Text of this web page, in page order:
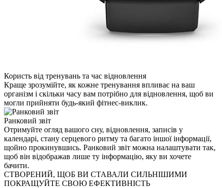
Користь від тренувань та час відновлення
Краще зрозумійте, як кожне тренування впливає на ваш
організм і скільки часу вам потрібно для відновлення, щоб ви
могли прийняти будь-який фітнес-виклик.
Ранковий звіт
Отримуйте огляд вашого сну, відновлення, записів у
календарі, стану серцевого ритму та багато іншої інформації,
щойно прокинувшись. Ранковий звіт можна налаштувати так,
щоб він відображав лише ту інформацію, яку ви хочете
бачити.
СТВОРЕНИЙ, ЩОБ ВИ СТАВАЛИ СИЛЬНІШИМИ
ПОКРАЩУЙТЕ СВОЮ ЕФЕКТИВНІСТЬ